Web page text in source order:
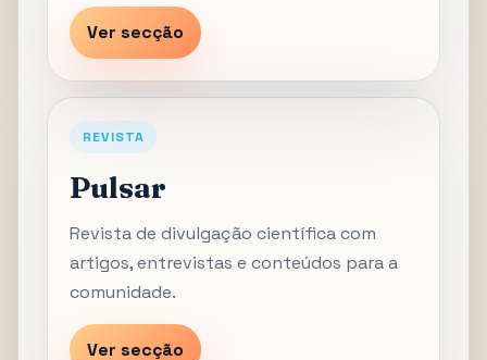
Ver secção
REVISTA
Pulsar
Revista de divulgação científica com
artigos, entrevistas e conteúdos para a
comunidade.
Ver secção